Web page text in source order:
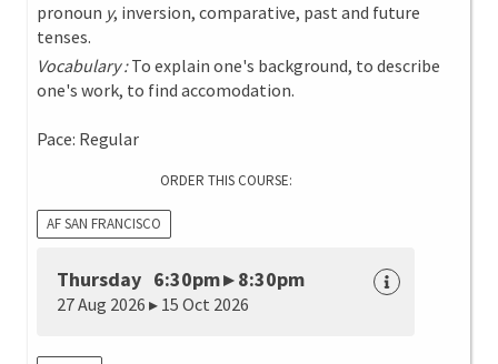
pronoun y, inversion, comparative, past and future
tenses.
Vocabulary :To explain one's background, to describe
one's work, to find accomodation.
Pace: Regular
ORDER THIS COURSE:
AF SAN FRANCISCO
Thursday 6:30pm ▸ 8:30pm
27 Aug 2026 ▸ 15 Oct 2026